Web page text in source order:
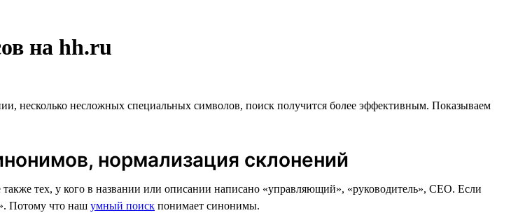
на hh.ru
несколько несложных специальных символов, поиск получится более эффективным. Показываем
нормализация склонений
тех, у кого в названии или описании написано «управляющий», «руководитель», CEO. Если
Потому что наш умный поиск понимает синонимы.